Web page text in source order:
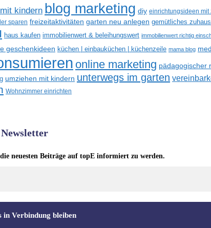
kindern blog marketing diy einrichtungsideen mit
sparen freizeitaktivitäten garten neu anlegen gemütliches
haus kaufen immobilienwert & beleihungswert immobilienwert richtig
geschenkideen küchen | einbauküchen | küchenzeile mama blog
online marketing pädagogischer
umziehen mit kindern unterwegs im garten
Wohnzimmer einrichten
Newsletter
neuesten Beiträge auf topE informiert zu werden.